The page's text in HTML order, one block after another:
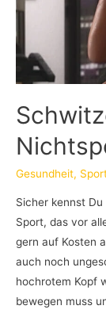
Gesundheit,
Sicher kennst
Sport, das vor
gern auf Kosten
auch noch
hochrotem Kopf
bewegen muss